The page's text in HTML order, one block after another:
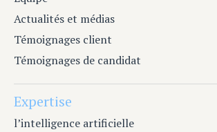
Actualités et médias
Témoignages client
Témoignages de candidat
Expertise
l’intelligence artificielle